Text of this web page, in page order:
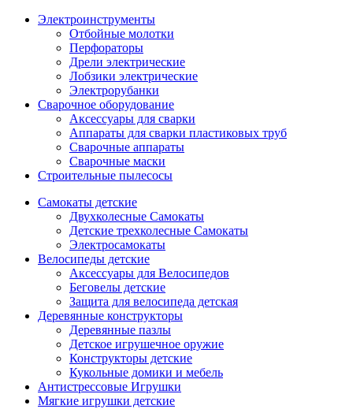
Электроинструменты
Отбойные молотки
Перфораторы
Дрели электрические
Лобзики электрические
Электрорубанки
Сварочное оборудование
Аксессуары для сварки
Аппараты для сварки пластиковых труб
Сварочные аппараты
Сварочные маски
Строительные пылесосы
Самокаты детские
Двухколесные Cамокаты
Детские трехколесные Самокаты
Электросамокаты
Велосипеды детские
Аксессуары для Велосипедов
Беговелы детские
Защита для велосипеда детская
Деревянные конструкторы
Деревянные пазлы
Детское игрушечное оружие
Конструкторы детские
Кукольные домики и мебель
Антистрессовые Игрушки
Мягкие игрушки детские